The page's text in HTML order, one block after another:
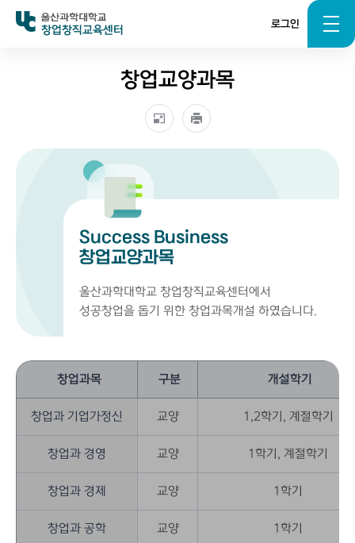
로그인
창업창직교육센터
창업교양과목
Success Business
창업교양과목
울산과학대학교 창업창직교육센터에서
성공창업을 돕기 위한 창업과목개설 하였습니다.
창업과목 구분 개설학기
창업과 기업가정신 교양 1,2학기, 계절학기
창업과 경영 교양 1학기, 계절학기
창업과 경제 교양 1학기
창업과 공학 교양 1학기